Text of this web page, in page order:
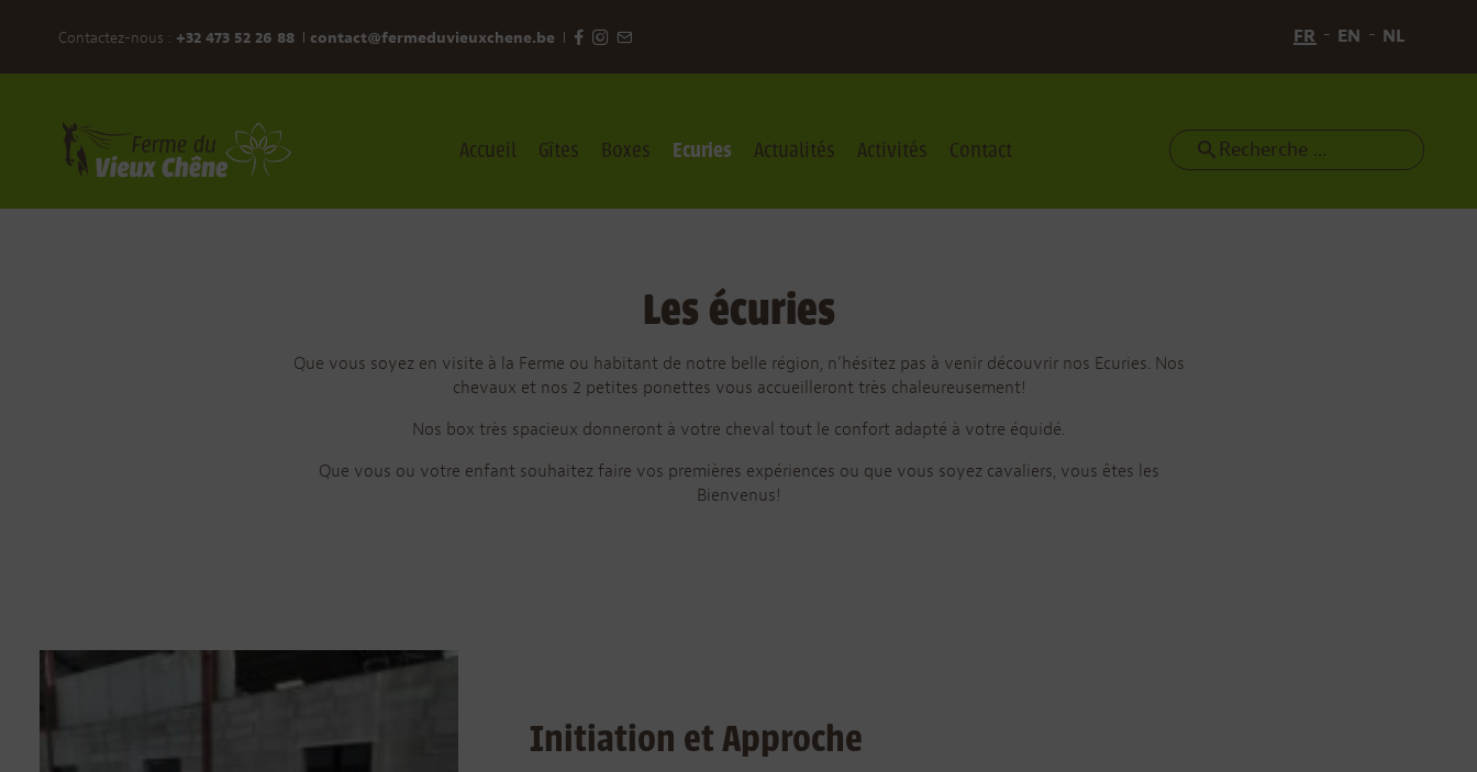
Contactez-nous : +32 473 52 26 88 contact@fermeduvieuxchene.be FR EN NL
Accueil Gîtes Boxes Ecuries Actualités Activités Contact Search
Les écuries
Que vous soyez en visite à la Ferme ou habitant de notre belle région, n’hésitez pas à venir découvrir nos Ecuries. Nos
chevaux et nos 2 petites ponettes vous accueilleront très chaleureusement!
Nos box très spacieux donneront à votre cheval tout le confort adapté à votre équidé.
Que vous ou votre enfant souhaitez faire vos premières expériences ou que vous soyez cavaliers, vous êtes les
Bienvenus!
Initiation et Approche